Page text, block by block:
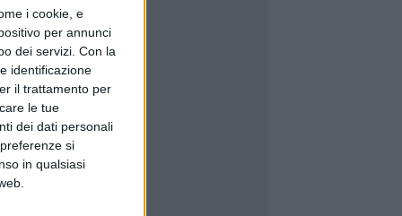
i cookie, e
per annunci
dei servizi. Con la
identificazione
il trattamento per
le tue
dei dati personali
si
in qualsiasi